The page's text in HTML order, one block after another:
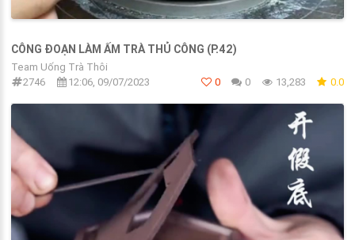
CÔNG ĐOẠN LÀM ẤM TRÀ THỦ CÔNG (P.42)
Team Uống Trà Thôi
2746
12:06, 09/07/2023 0 0 13,283 0.0